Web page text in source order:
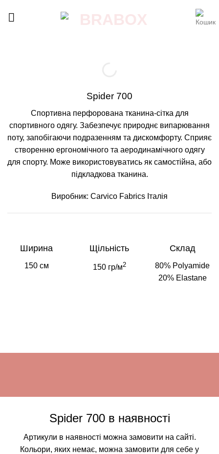
Spider 700
Спортивна перфорована тканина-сітка для
спортивного одягу. Забезпечує природнє випарювання
поту, запобігаючи подразенням та дискомфорту. Сприяє
створенню ергономічного та аеродинамічного одягу
для спорту. Може використовуватись як самостійна, або
підкладкова тканина.
Виробник: Carvico Fabrics Італія
Ширина
150 см
Щільність
150 гр/м2
Склад
80% Polyamide
20% Elastane
Spider 700 в наявності
Артикули в наявності можна замовити на сайті.
Кольори, яких немає, можна замовити для себе у